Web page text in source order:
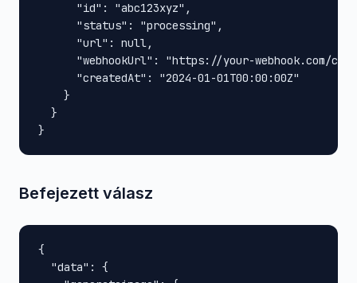
      "id": "abc123xyz",
      "status": "processing",
      "url": null,
"webhookUrl": "https://your-webhook.com/
      "createdAt": "2024-01-01T00:00:00Z"
    }
  }
}
Befejezett válasz
{
  "data": {